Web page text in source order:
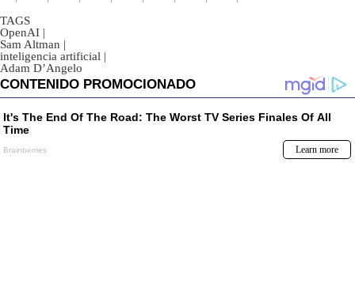
TAGS
OpenAI |
Sam Altman |
inteligencia artificial |
Adam D’Angelo